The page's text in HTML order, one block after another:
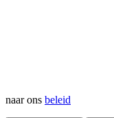
naar ons beleid